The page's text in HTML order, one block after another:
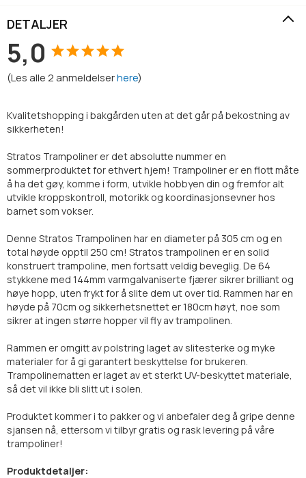
DETALJER
5,0
(Les alle2anmeldelserhere)
Kvalitetshopping i bakgården uten at det går på bekostning av
sikkerheten!
Stratos Trampoliner er det absolutte nummer en
sommerproduktet for ethvert hjem! Trampoliner er en flott måte
å ha det gøy, komme i form, utvikle hobbyen din og fremfor alt
utvikle kroppskontroll, motorikk og koordinasjonsevner hos
barnet som vokser.
Denne Stratos Trampolinen har en diameter på 305 cm og en
total høyde opptil 250 cm! Stratos trampolinen er en solid
konstruert trampoline, men fortsatt veldig beveglig. De 64
stykkene med 144mm varmgalvaniserte fjærer sikrer brilliant og
høye hopp, uten frykt for å slite dem ut over tid. Rammen har en
høyde på 70cm og sikkerhetsnettet er 180cm høyt, noe som
sikrer at ingen større hopper vil fly av trampolinen.
Rammen er omgitt av polstring laget av slitesterke og myke
materialer for å gi garantert beskyttelse for brukeren.
Trampolinematten er laget av et sterkt UV-beskyttet materiale,
så det vil ikke bli slitt ut i solen.
Produktet kommer i to pakker og vi anbefaler deg å gripe denne
sjansen nå, ettersom vi tilbyr gratis og rask levering på våre
trampoliner!
Produktdetaljer: